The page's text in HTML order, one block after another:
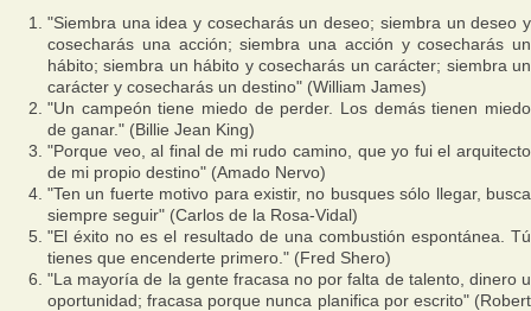
"Siembra una idea y cosecharás un deseo; siembra un deseo y
cosecharás una acción; siembra una acción y cosecharás un
hábito; siembra un hábito y cosecharás un carácter; siembra un
carácter y cosecharás un destino" (William James)
"Un campeón tiene miedo de perder. Los demás tienen miedo
de ganar." (Billie Jean King)
"Porque veo, al final de mi rudo camino, que yo fui el arquitecto
de mi propio destino" (Amado Nervo)
"Ten un fuerte motivo para existir, no busques sólo llegar, busca
siempre seguir" (Carlos de la Rosa-Vidal)
"El éxito no es el resultado de una combustión espontánea. Tú
tienes que encenderte primero." (Fred Shero)
"La mayoría de la gente fracasa no por falta de talento, dinero u
oportunidad; fracasa porque nunca planifica por escrito"(Robert